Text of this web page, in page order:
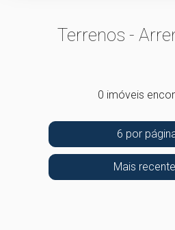
Terrenos -
0 imóveis
6 por
Mais